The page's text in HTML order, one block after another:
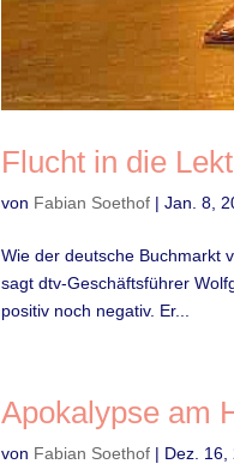
Flucht in die
von Fabian Soethof |Jan. 8,
Wie der deutsche Buchmarkt
sagt dtv-Geschäftsführer
positiv noch negativ. Er...
Apokalypse am
von Fabian Soethof | Dez. 16,